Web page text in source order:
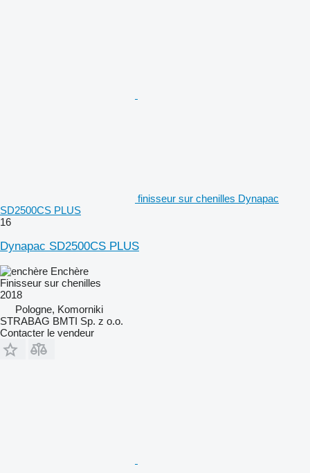
finisseur sur chenilles Dynapac
SD2500CS PLUS
16
Dynapac SD2500CS PLUS
Enchère
Finisseur sur chenilles
2018
Pologne, Komorniki
STRABAG BMTI Sp. z o.o.
Contacter le vendeur